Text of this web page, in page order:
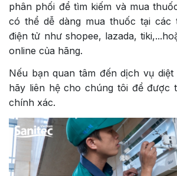
phân phối để tìm kiếm và mua
có thể dễ dàng mua thuốc tại các
điện tử như shopee, lazada,
online của hãng.
Nếu bạn quan tâm đến dịch vụ diệt
hãy liên hệ cho chúng tôi để được
chính xác.